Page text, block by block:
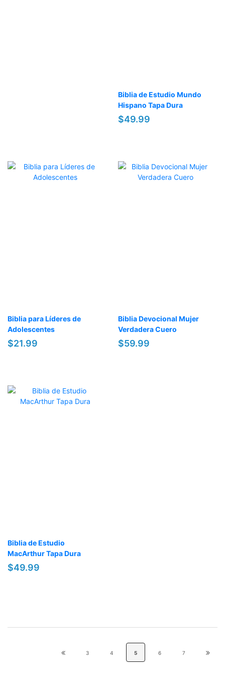
Biblia de Estudio Mundo
Hispano Tapa Dura
$49.99
Biblia para Líderes de
Adolescentes
$21.99
Biblia Devocional Mujer
Verdadera Cuero
$59.99
Biblia de Estudio
MacArthur Tapa Dura
$49.99
3 4 5 6 7